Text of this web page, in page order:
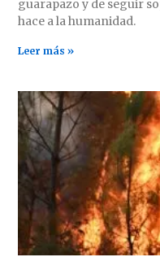
guarapazo y de seguir
hace a la humanidad.
Leer más »